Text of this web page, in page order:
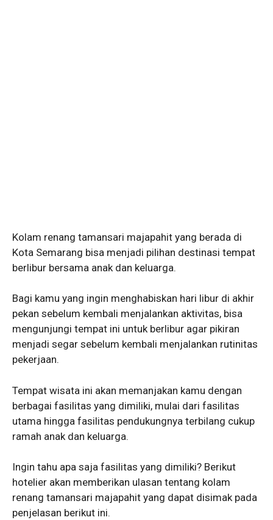
Kolam renang tamansari majapahit yang berada di
Kota Semarang bisa menjadi pilihan destinasi tempat
berlibur bersama anak dan keluarga.
Bagi kamu yang ingin menghabiskan hari libur di akhir
pekan sebelum kembali menjalankan aktivitas, bisa
mengunjungi tempat ini untuk berlibur agar pikiran
menjadi segar sebelum kembali menjalankan rutinitas
pekerjaan.
Tempat wisata ini akan memanjakan kamu dengan
berbagai fasilitas yang dimiliki, mulai dari fasilitas
utama hingga fasilitas pendukungnya terbilang cukup
ramah anak dan keluarga.
Ingin tahu apa saja fasilitas yang dimiliki? Berikut
hotelier akan memberikan ulasan tentang kolam
renang tamansari majapahit yang dapat disimak pada
penjelasan berikut ini.